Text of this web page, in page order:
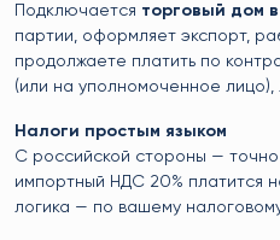
Подключается торговый дом
партии, оформляет экспорт,
продолжаете платить по
(или на уполномоченное
Налоги простым языком
С российской стороны — точно
импортный НДС 20% платится
логика — по вашему